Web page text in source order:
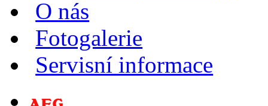
O nás
Fotogalerie
Servisní informace